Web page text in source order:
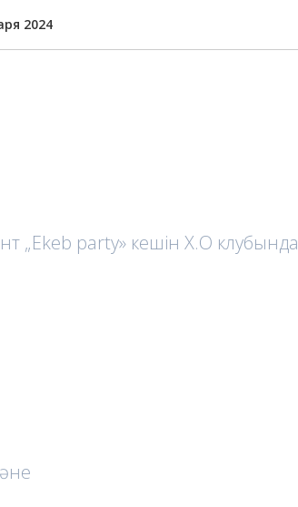
2024
„Ekeb party» кешін Х.О клубында